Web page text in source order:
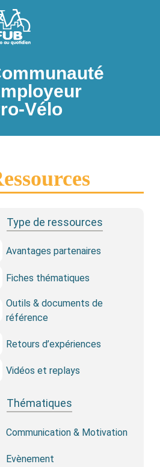
Vélo
Type de ressources
Icône
Avantages partenaires
Icône
Fiches thématiques
Icône
Outils & documents de
référence
Icône
Retours d’expériences
Icône
Vidéos et replays
Thématiques
Communication & Motivation
Evènement